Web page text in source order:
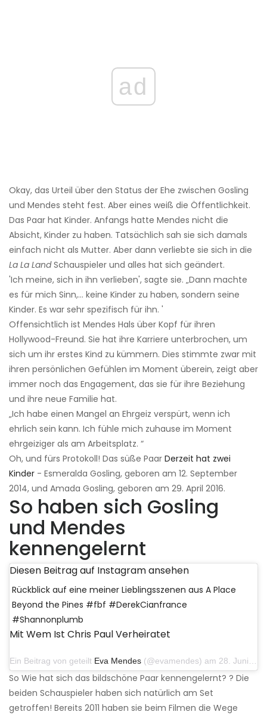
ad
Okay, das Urteil über den Status der Ehe zwischen Gosling
und Mendes steht fest. Aber eines weiß die Öffentlichkeit.
Das Paar hat Kinder. Anfangs hatte Mendes nicht die
Absicht, Kinder zu haben. Tatsächlich sah sie sich damals
einfach nicht als Mutter. Aber dann verliebte sie sich in die
La La LandSchauspieler und alles hat sich geändert.
'Ich meine, sich in ihn verlieben', sagte sie. „Dann machte
es für mich Sinn,… keine Kinder zu haben, sondern seine
Kinder. Es war sehr spezifisch für ihn. '
Offensichtlich ist Mendes Hals über Kopf für ihren
Hollywood-Freund. Sie hat ihre Karriere unterbrochen, um
sich um ihr erstes Kind zu kümmern. Dies stimmte zwar mit
ihren persönlichen Gefühlen im Moment überein, zeigt aber
immer noch das Engagement, das sie für ihre Beziehung
und ihre neue Familie hat.
„Ich habe einen Mangel an Ehrgeiz verspürt, wenn ich
ehrlich sein kann. Ich fühle mich zuhause im Moment
ehrgeiziger als am Arbeitsplatz. “
Oh, und fürs Protokoll! Das süße Paar Derzeit hat zwei
Kinder - Esmeralda Gosling, geboren am 12. September
2014, und Amada Gosling, geboren am 29. April 2016.
So haben sich Gosling
und Mendes
kennengelernt
Diesen Beitrag auf Instagram ansehen
Rückblick auf eine meiner Lieblingsszenen aus A Place
Beyond the Pines #fbf #DerekCianfrance
#Shannonplumb
Mit Wem Ist Chris Paul Verheiratet
Ein Beitrag von geteilt Eva Mendes (@evamendes) am 28. Juni 2019 um 9:50 Uhr PDT
So Wie hat sich das bildschöne Paar kennengelernt? ? Die
beiden Schauspieler haben sich natürlich am Set
getroffen! Bereits 2011 haben sie beim Filmen die Wege